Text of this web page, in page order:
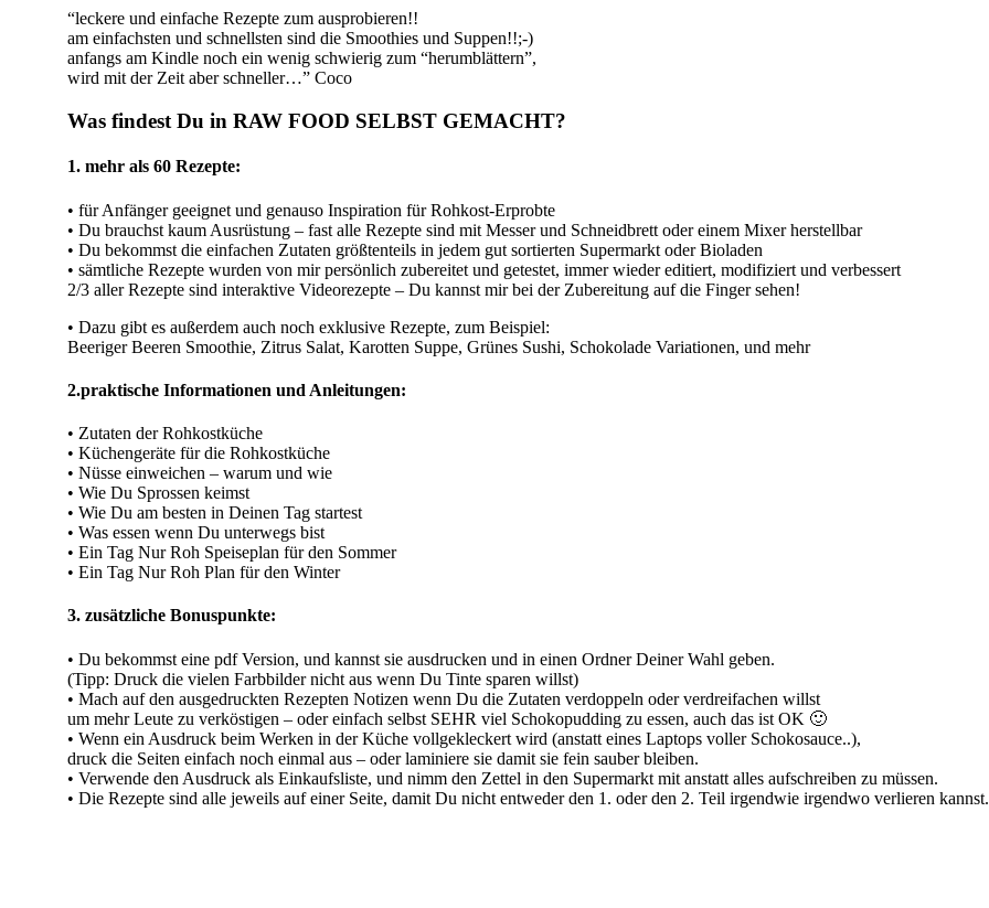
“leckere und einfache Rezepte zum ausprobieren!!
am einfachsten und schnellsten sind die Smoothies und Suppen!!;-)
anfangs am Kindle noch ein wenig schwierig zum “herumblättern”,
wird mit der Zeit aber schneller…” Coco
Was findest Du in RAW FOOD SELBST GEMACHT?
1. mehr als 60 Rezepte:
• für Anfänger geeignet und genauso Inspiration für Rohkost-Erprobte
• Du brauchst kaum Ausrüstung – fast alle Rezepte sind mit Messer und Schneidbrett oder einem Mixer herstellbar
• Du bekommst die einfachen Zutaten größtenteils in jedem gut sortierten Supermarkt oder Bioladen
• sämtliche Rezepte wurden von mir persönlich zubereitet und getestet, immer wieder editiert, modifiziert und verbessert
2/3 aller Rezepte sind interaktive Videorezepte – Du kannst mir bei der Zubereitung auf die Finger sehen!
• Dazu gibt es außerdem auch noch exklusive Rezepte, zum Beispiel:
Beeriger Beeren Smoothie, Zitrus Salat, Karotten Suppe, Grünes Sushi, Schokolade Variationen, und mehr
2.praktische Informationen und Anleitungen:
• Zutaten der Rohkostküche
• Küchengeräte für die Rohkostküche
• Nüsse einweichen – warum und wie
• Wie Du Sprossen keimst
• Wie Du am besten in Deinen Tag startest
• Was essen wenn Du unterwegs bist
• Ein Tag Nur Roh Speiseplan für den Sommer
• Ein Tag Nur Roh Plan für den Winter
3. zusätzliche Bonuspunkte:
• Du bekommst eine pdf Version, und kannst sie ausdrucken und in einen Ordner Deiner Wahl geben.
(Tipp: Druck die vielen Farbbilder nicht aus wenn Du Tinte sparen willst)
• Mach auf den ausgedruckten Rezepten Notizen wenn Du die Zutaten verdoppeln oder verdreifachen willst
um mehr Leute zu verköstigen – oder einfach selbst SEHR viel Schokopudding zu essen, auch das ist OK 🙂
• Wenn ein Ausdruck beim Werken in der Küche vollgekleckert wird (anstatt eines Laptops voller Schokosauce..),
druck die Seiten einfach noch einmal aus – oder laminiere sie damit sie fein sauber bleiben.
• Verwende den Ausdruck als Einkaufsliste, und nimm den Zettel in den Supermarkt mit anstatt alles aufschreiben zu müssen.
• Die Rezepte sind alle jeweils auf einer Seite, damit Du nicht entweder den 1. oder den 2. Teil irgendwie irgendwo verlieren kannst.